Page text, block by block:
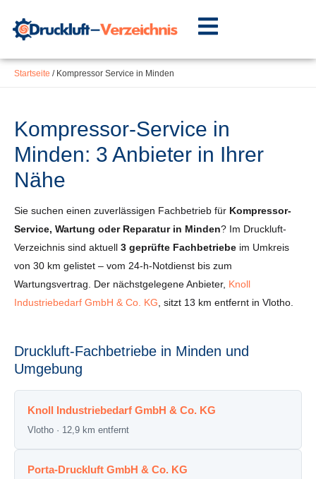
springen
Inhalt
Startseite / Kompressor Service in Minden
Kompressor-Service in
Minden: 3 Anbieter in Ihrer
Nähe
Sie suchen einen zuverlässigen Fachbetrieb für Kompressor-
Service, Wartung oder Reparatur in Minden? Im Druckluft-
Verzeichnis sind aktuell 3 geprüfte Fachbetriebe im Umkreis
von 30 km gelistet – vom 24-h-Notdienst bis zum
Wartungsvertrag. Der nächstgelegene Anbieter, Knoll
Industriebedarf GmbH & Co. KG , sitzt 13 km entfernt in Vlotho.
Druckluft-Fachbetriebe in Minden und
Umgebung
Knoll Industriebedarf GmbH & Co. KG
Vlotho · 12,9 km entfernt
Porta-Druckluft GmbH & Co. KG